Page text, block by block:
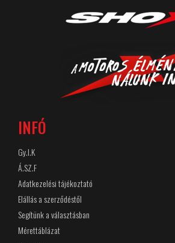
INFÓ
Gy.I.K
Á.SZ.F
Adatkezelési tájékoztató
Elállás a szerződéstől
Segítünk a választásban
Mérettáblázat